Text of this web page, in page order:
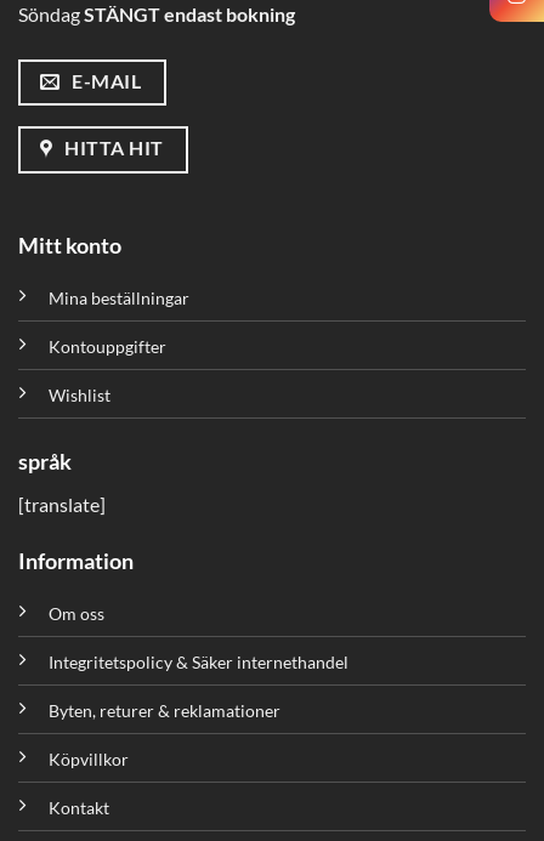
SöndagSTÄNGT endast bokning
E-MAIL
HITTA HIT
Mitt konto
Mina beställningar
Kontouppgifter
Wishlist
språk
[translate]
Information
Om oss
Integritetspolicy & Säker internethandel
Byten, returer & reklamationer
Köpvillkor
Kontakt